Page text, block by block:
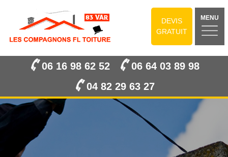
DEVIS
GRATUIT
MENU
06 16 98 62 52
06 64 03 89 98
04 82 29 63 27